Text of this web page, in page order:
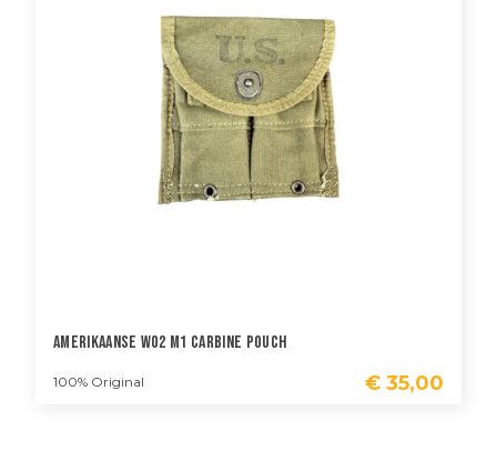
Amerikaanse WO2 M1 Carbine Pouch
100% Original € 35,00